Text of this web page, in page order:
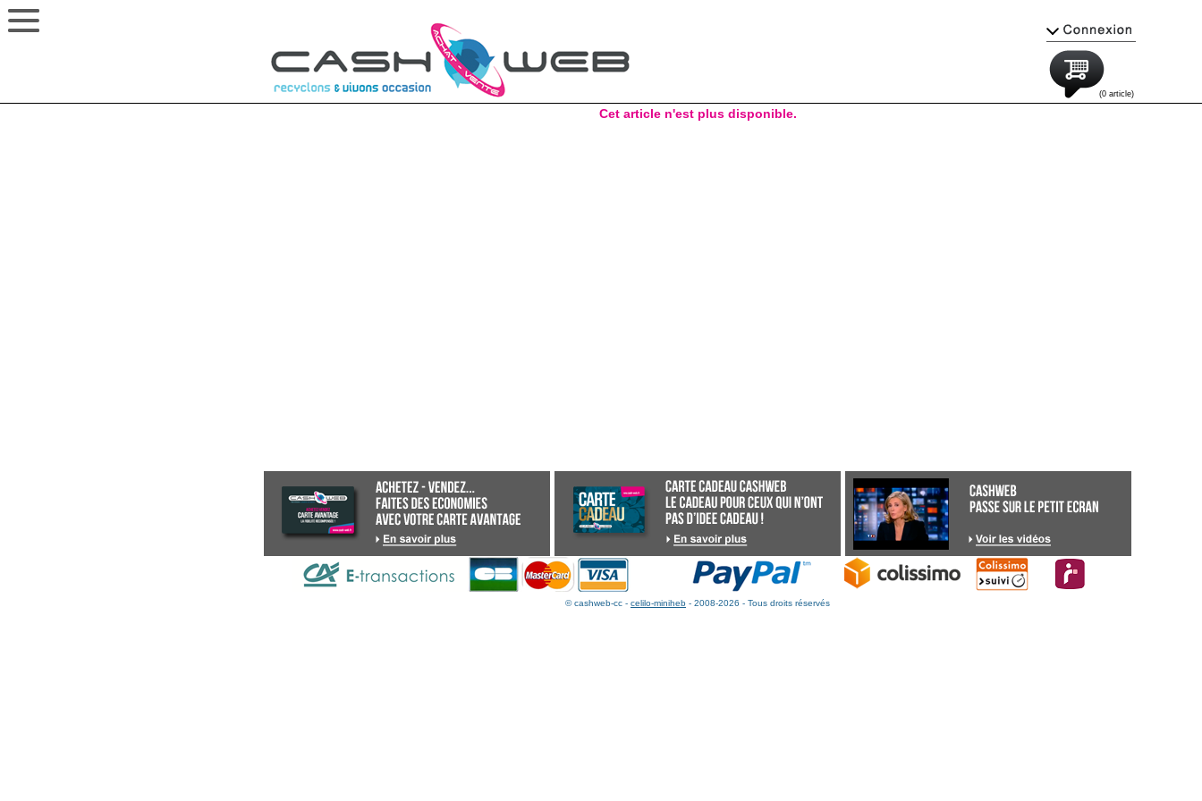
(0 article)
Cet article n'est plus disponible.
© cashweb-cc - celilo-miniheb - 2008-2026 - Tous droits réservés